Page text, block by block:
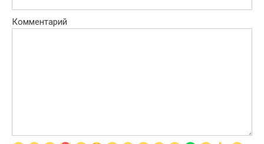
Комментарий